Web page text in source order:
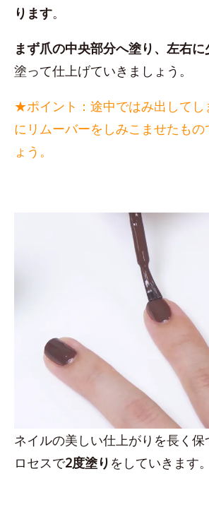
ります。
まず爪の中央部分へ塗り、左右
塗って仕上げていきましょう。
★ポイント：途中ではみ出してし
にリムーバーをしみこませたもの
ょう。
ネイルの美しい仕上がりを長く
ロセスで2度塗り をしていきます。